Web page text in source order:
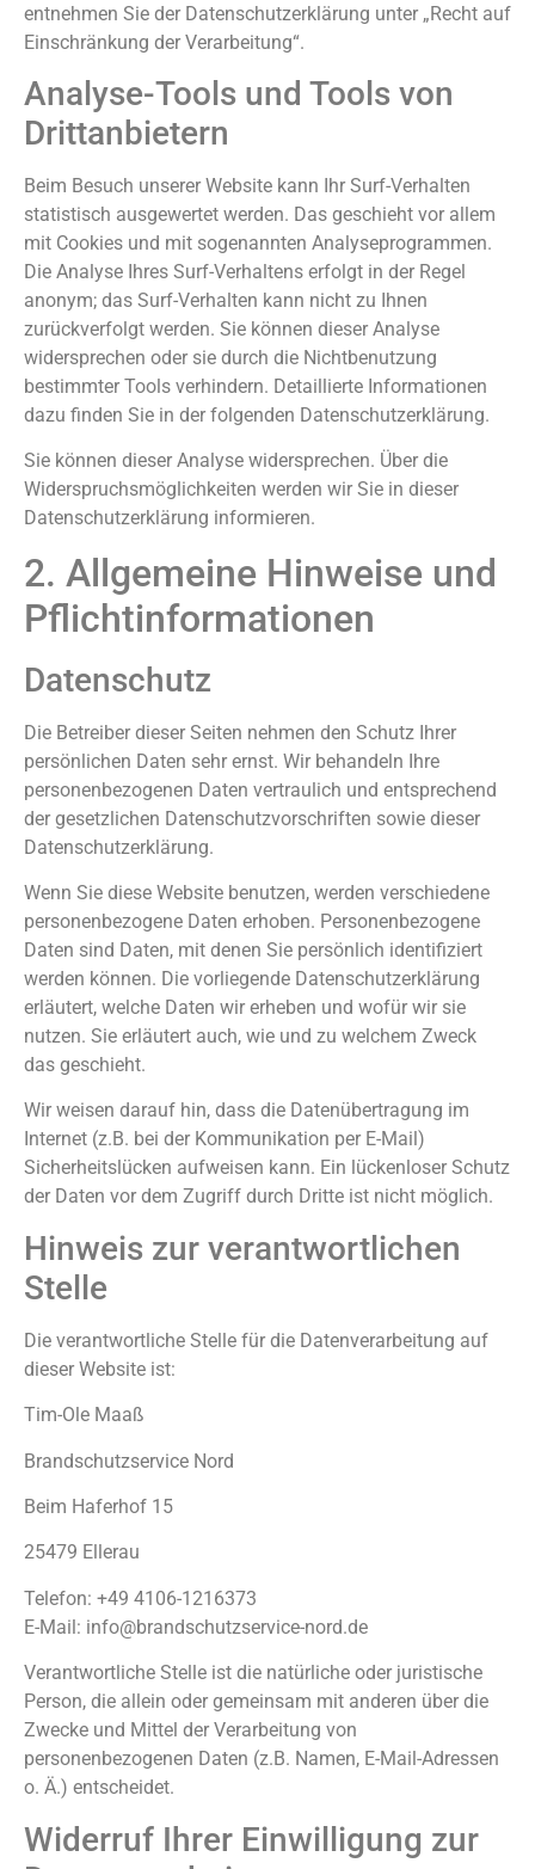
entnehmen Sie der Datenschutzerklärung unter „Recht auf
Einschränkung der Verarbeitung“.
Analyse-Tools und Tools von
Drittanbietern
Beim Besuch unserer Website kann Ihr Surf-Verhalten
statistisch ausgewertet werden. Das geschieht vor allem
mit Cookies und mit sogenannten Analyseprogrammen.
Die Analyse Ihres Surf-Verhaltens erfolgt in der Regel
anonym; das Surf-Verhalten kann nicht zu Ihnen
zurückverfolgt werden. Sie können dieser Analyse
widersprechen oder sie durch die Nichtbenutzung
bestimmter Tools verhindern. Detaillierte Informationen
dazu finden Sie in der folgenden Datenschutzerklärung.
Sie können dieser Analyse widersprechen. Über die
Widerspruchsmöglichkeiten werden wir Sie in dieser
Datenschutzerklärung informieren.
2. Allgemeine Hinweise und
Pflichtinformationen
Datenschutz
Die Betreiber dieser Seiten nehmen den Schutz Ihrer
persönlichen Daten sehr ernst. Wir behandeln Ihre
personenbezogenen Daten vertraulich und entsprechend
der gesetzlichen Datenschutzvorschriften sowie dieser
Datenschutzerklärung.
Wenn Sie diese Website benutzen, werden verschiedene
personenbezogene Daten erhoben. Personenbezogene
Daten sind Daten, mit denen Sie persönlich identifiziert
werden können. Die vorliegende Datenschutzerklärung
erläutert, welche Daten wir erheben und wofür wir sie
nutzen. Sie erläutert auch, wie und zu welchem Zweck
das geschieht.
Wir weisen darauf hin, dass die Datenübertragung im
Internet (z.B. bei der Kommunikation per E-Mail)
Sicherheitslücken aufweisen kann. Ein lückenloser Schutz
der Daten vor dem Zugriff durch Dritte ist nicht möglich.
Hinweis zur verantwortlichen
Stelle
Die verantwortliche Stelle für die Datenverarbeitung auf
dieser Website ist:
Tim-Ole Maaß
Brandschutzservice Nord
Beim Haferhof 15
25479 Ellerau
Telefon: +49 4106-1216373
E-Mail: info@brandschutzservice-nord.de
Verantwortliche Stelle ist die natürliche oder juristische
Person, die allein oder gemeinsam mit anderen über die
Zwecke und Mittel der Verarbeitung von
personenbezogenen Daten (z.B. Namen, E-Mail-Adressen
o. Ä.) entscheidet.
Widerruf Ihrer Einwilligung zur